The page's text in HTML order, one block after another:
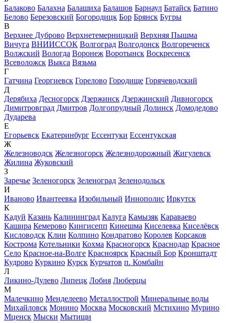
Балаково Балахна Балашиха Балашов Барнаул Батайск Батино
Белово Березовский Богородицк Бор Брянск Бугры
В
Верхнее Дуброво Верхнетемерницкий Верхняя Пышма
Вичуга ВНИИССОК Волгоград Волгодонск Волгореченск
Волжский Вологда Воронеж Воротынск Воскресенск
Всеволожск Выкса Вязьма
Г
Гатчина Георгиевск Горелово Городище Горячеводский
Д
Дерябиха Десногорск Дзержинск Дзержинский Дивногорск
Димитровград Дмитров Долгопрудный Долинск Домодедово
Дударева
Е
Егорьевск Екатеринбург Ессентуки Ессентукская
Ж
Железноводск Железногорск Железнодорожный Жигулевск
Жилина Жуковский
З
Заречье Зеленогорск Зеленоград Зеленодольск
И
Иваново Ивантеевка Изобильный Иннополис Иркутск
К
Кадуй Казань Калининград Калуга Камызяк Караваево
Кашира Кемерово Кингисепп Кинешма Киселевка Киселёвск
Кисловодск Клин Колпино Кондратово Королев Корсаков
Кострома Котельники Кохма Красногорск Краснодар Красное
Село Красное-на-Волге Красноярск Красный Бор Кронштадт
Кудрово Куркино Курск Курчатов п. Комбайн
Л
Ликино-Дулево Липецк Лобня Люберцы
М
Малечкино Менделеево Металлострой Минеральные воды
Михайловск Монино Москва Московский Мстихино Мурино
Мценск Мыски Мытищи